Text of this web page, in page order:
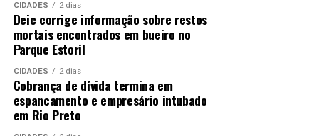
CIDADES 2 dias
Deic corrige informação sobre restos
mortais encontrados em bueiro no
Parque Estoril
CIDADES 2 dias
Cobrança de dívida termina em
espancamento e empresário intubado
em Rio Preto